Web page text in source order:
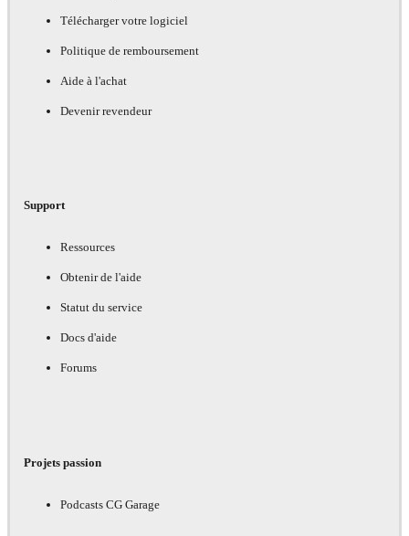
Télécharger votre logiciel
Politique de remboursement
Aide à l'achat
Devenir revendeur
Support
Ressources
Obtenir de l'aide
Statut du service
Docs d'aide
Forums
Projets passion
Podcasts CG Garage